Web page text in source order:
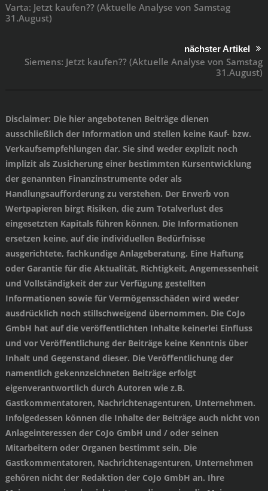
Varta: Jetzt kaufen?? (Aktuelle Analyse von Samstag
31.August)
nächster Artikel
Siemens: Jetzt kaufen?? (Aktuelle Analyse von Samstag
31.August)
Disclaimer: Die hier angebotenen Beiträge dienen
ausschließlich der Information und stellen keine Kauf- bzw.
Verkaufsempfehlungen dar. Sie sind weder explizit noch
implizit als Zusicherung einer bestimmten Kursentwicklung
der genannten Finanzinstrumente oder als
Handlungsaufforderung zu verstehen. Der Erwerb von
Wertpapieren birgt Risiken, die zum Totalverlust des
eingesetzten Kapitals führen können. Die Informationen
ersetzen keine, auf die individuellen Bedürfnisse
ausgerichtete, fachkundige Anlageberatung. Eine Haftung
oder Garantie für die Aktualität, Richtigkeit, Angemessenheit
und Vollständigkeit der zur Verfügung gestellten
Informationen sowie für Vermögensschäden wird weder
ausdrücklich noch stillschweigend übernommen. Die CoJo
GmbH hat auf die veröffentlichten Inhalte keinerlei Einfluss
und vor Veröffentlichung der Beiträge keine Kenntnis über
Inhalt und Gegenstand dieser. Die Veröffentlichung der
namentlich gekennzeichneten Beiträge erfolgt
eigenverantwortlich durch Autoren wie z.B.
Gastkommentatoren, Nachrichtenagenturen, Unternehmen.
Infolgedessen können die Inhalte der Beiträge auch nicht von
Anlageinteressen der CoJo GmbH und / oder seinen
Mitarbeitern oder Organen bestimmt sein. Die
Gastkommentatoren, Nachrichtenagenturen, Unternehmen
gehören nicht der Redaktion der CoJo GmbH an. Ihre